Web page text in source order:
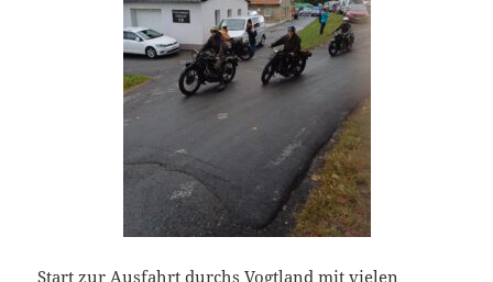
Start zur Ausfahrt durchs Vogtland mit vielen